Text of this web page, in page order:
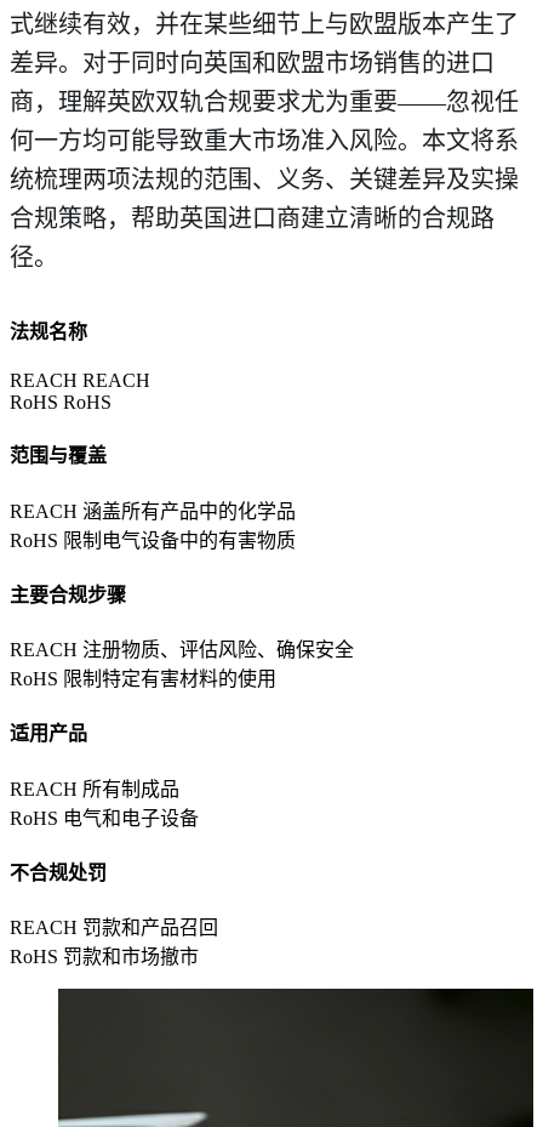
式继续有效，并在某些细节上与欧盟版本产生了
差异。对于同时向英国和欧盟市场销售的进口
商，理解英欧双轨合规要求尤为重要——忽视任
何一方均可能导致重大市场准入风险。本文将系
统梳理两项法规的范围、义务、关键差异及实操
合规策略，帮助英国进口商建立清晰的合规路
径。
法规名称
REACH REACH
RoHS RoHS
范围与覆盖
REACH 涵盖所有产品中的化学品
RoHS 限制电气设备中的有害物质
主要合规步骤
REACH 注册物质、评估风险、确保安全
RoHS 限制特定有害材料的使用
适用产品
REACH 所有制成品
RoHS 电气和电子设备
不合规处罚
REACH 罚款和产品召回
RoHS 罚款和市场撤市